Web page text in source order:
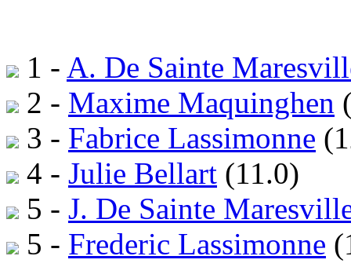
1 - A. De Sainte
2 - Maxime Maquinghen
3 - Fabrice Lassimonne
4 - Julie Bellart (11.0)
5 - J. De Sainte
5 - Frederic Lassimonne